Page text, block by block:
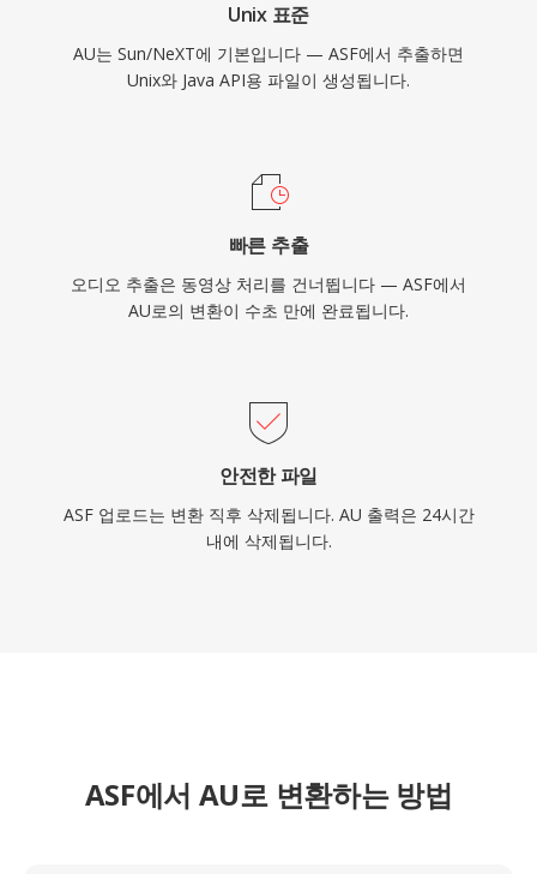
Unix 표준
AU는 Sun/NeXT에 기본입니다 — ASF에서 추출하면
Unix와 Java API용 파일이 생성됩니다.
빠른 추출
오디오 추출은 동영상 처리를 건너뜁니다 — ASF에서
AU로의 변환이 수초 만에 완료됩니다.
안전한 파일
ASF 업로드는 변환 직후 삭제됩니다. AU 출력은 24시간
내에 삭제됩니다.
ASF에서 AU로 변환하는 방법